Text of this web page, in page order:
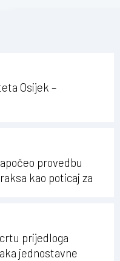
Osijek –
provedbu
kao poticaj za
prijedloga
jednostavne